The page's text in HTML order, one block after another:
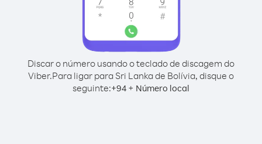
Discar o número usando o teclado de discagem do
Viber.Para ligar para Sri Lanka de Bolívia, disque o
seguinte:+94 + Número local